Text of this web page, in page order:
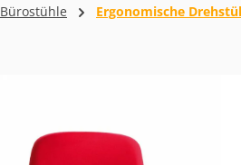
Bürostühle Ergonomische